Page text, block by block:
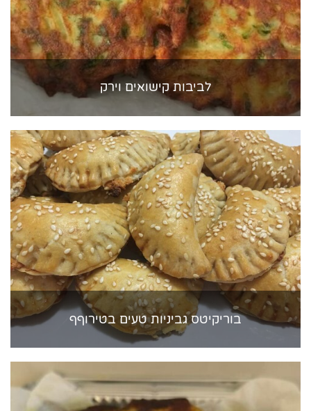
לביבות קישואים וירק
בוריקיטס גביניות טעים בטירוףף